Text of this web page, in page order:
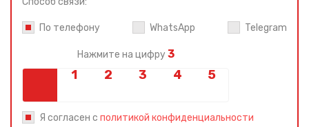
По телефону WhatsApp Telegram
Нажмите на цифру 3
Я согласен с политикой конфиденциальности